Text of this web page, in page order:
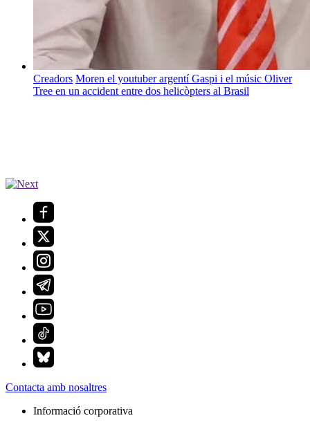
Creadors Moren el youtuber argentí Gaspi i el músic Oliver
Tree en un accident entre dos helicòpters al Brasil
Contacta amb nosaltres
Informació corporativa